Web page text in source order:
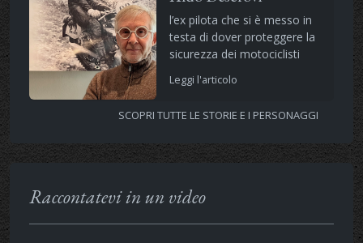
l’ex pilota che si è messo in
testa di dover proteggere la
sicurezza dei motociclisti
Leggi l'articolo
SCOPRI TUTTE LE STORIE E I PERSONAGGI
Raccontatevi in un video